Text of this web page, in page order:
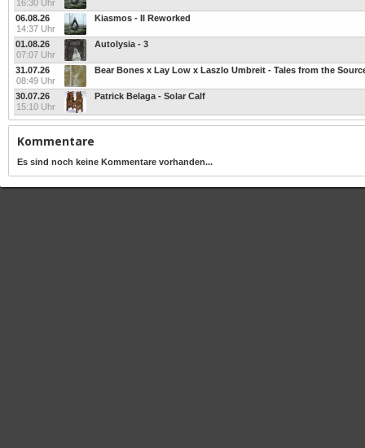
16:30 Uhr
06.08.26
14:37 Uhr
Kiasmos - II Reworked
01.08.26
07:07 Uhr
Autolysia - 3
31.07.26
08:49 Uhr
Bear Bones x Lay Low x Laszlo Umbreit - Tales from the
30.07.26
15:10 Uhr
Patrick Belaga - Solar Calf
Kommentare
Es sind noch keine Kommentare vorhanden...